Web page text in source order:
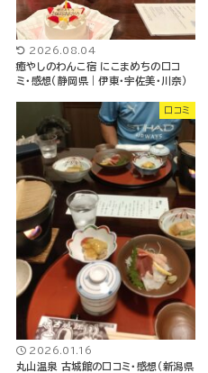
2026.08.04
癒やしのわんこ宿 にこまめちの口コ
ミ・感想（静岡県｜伊東・宇佐美・川奈）
口コミ
2026.01.16
丸山温泉 古城館の口コミ・感想（新潟県